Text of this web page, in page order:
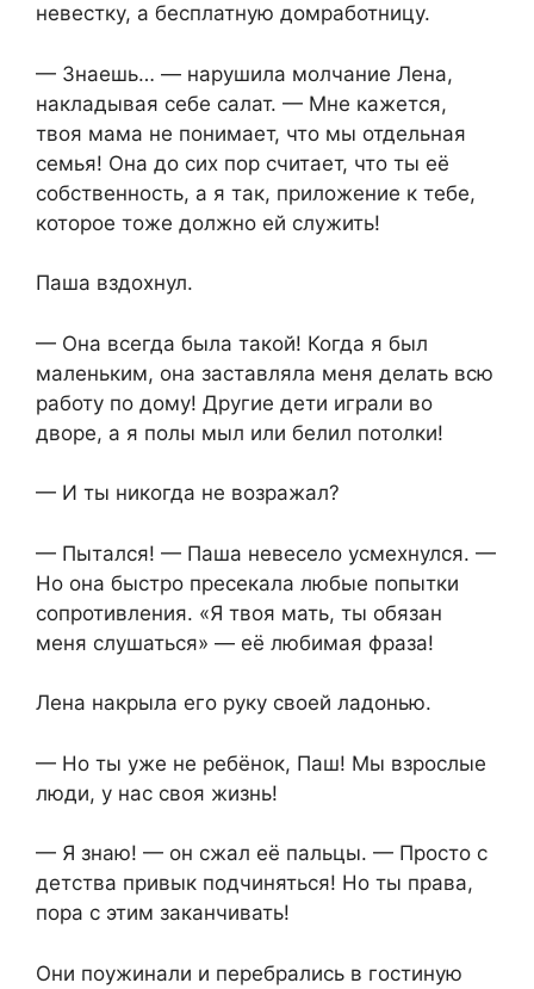
невестку, а бесплатную домработницу.
— Знаешь… — нарушила молчание Лена,
накладывая себе салат. — Мне кажется,
твоя мама не понимает, что мы отдельная
семья! Она до сих пор считает, что ты её
собственность, а я так, приложение к тебе,
которое тоже должно ей служить!
Паша вздохнул.
— Она всегда была такой! Когда я был
маленьким, она заставляла меня делать всю
работу по дому! Другие дети играли во
дворе, а я полы мыл или белил потолки!
— И ты никогда не возражал?
— Пытался! — Паша невесело усмехнулся. —
Но она быстро пресекала любые попытки
сопротивления. «Я твоя мать, ты обязан
меня слушаться» — её любимая фраза!
Лена накрыла его руку своей ладонью.
— Но ты уже не ребёнок, Паш! Мы взрослые
люди, у нас своя жизнь!
— Я знаю! — он сжал её пальцы. — Просто с
детства привык подчиняться! Но ты права,
пора с этим заканчивать!
Они поужинали и перебрались в гостиную